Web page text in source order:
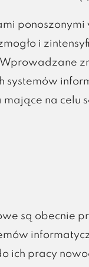
ponoszonymi
i
na celu
są obecnie
ich pracy